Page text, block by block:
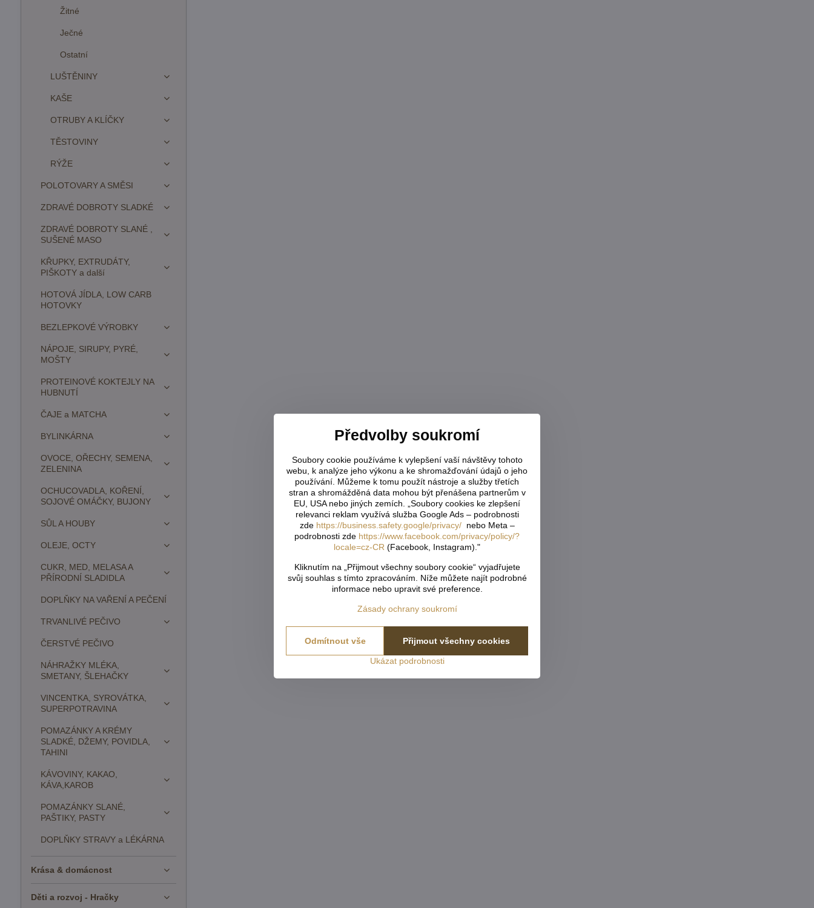
Žitné
Ječné
Ostatní
LUŠTĚNINY
KAŠE
OTRUBY A KLÍČKY
TĚSTOVINY
RÝŽE
POLOTOVARY A SMĚSI
ZDRAVÉ DOBROTY SLADKÉ
ZDRAVÉ DOBROTY SLANÉ ,
SUŠENÉ MASO
KŘUPKY, EXTRUDÁTY,
PIŠKOTY a další
HOTOVÁ JÍDLA, LOW CARB
HOTOVKY
BEZLEPKOVÉ VÝROBKY
NÁPOJE, SIRUPY, PYRÉ,
MOŠTY
PROTEINOVÉ KOKTEJLY NA
HUBNUTÍ
ČAJE a MATCHA
BYLINKÁRNA
OVOCE, OŘECHY, SEMENA,
ZELENINA
OCHUCOVADLA, KOŘENÍ,
SOJOVÉ OMÁČKY, BUJONY
SŮL A HOUBY
OLEJE, OCTY
CUKR, MED, MELASA A
PŘÍRODNÍ SLADIDLA
DOPLŇKY NA VAŘENÍ A PEČENÍ
TRVANLIVÉ PEČIVO
ČERSTVÉ PEČIVO
NÁHRAŽKY MLÉKA,
SMETANY, ŠLEHAČKY
VINCENTKA, SYROVÁTKA,
SUPERPOTRAVINA
POMAZÁNKY A KRÉMY
SLADKÉ, DŽEMY, POVIDLA,
TAHINI
KÁVOVINY, KAKAO,
KÁVA,KAROB
POMAZÁNKY SLANÉ,
PAŠTIKY, PASTY
DOPLŇKY STRAVY a LÉKÁRNA
Krása & domácnost
Děti a rozvoj - Hračky
Předvolby soukromí
Soubory cookie používáme k vylepšení vaší návštěvy tohoto
webu, k analýze jeho výkonu a ke shromažďování údajů o jeho
používání. Můžeme k tomu použít nástroje a služby třetích
stran a shromážděná data mohou být přenášena partnerům v
EU, USA nebo jiných zemích. „Soubory cookies ke zlepšení
relevanci reklam využívá služba Google Ads – podrobnosti
zde https://business.safety.google/privacy/nebo Meta –
podrobnosti zde https://www.facebook.com/privacy/policy/?
locale=cz-CR (Facebook, Instagram)."
Kliknutím na „Přijmout všechny soubory cookie“ vyjadřujete
svůj souhlas s tímto zpracováním. Níže můžete najít podrobné
informace nebo upravit své preference.
Zásady ochrany soukromí
Ukázat podrobnosti
Přijmout všechny cookies
Odmítnout vše